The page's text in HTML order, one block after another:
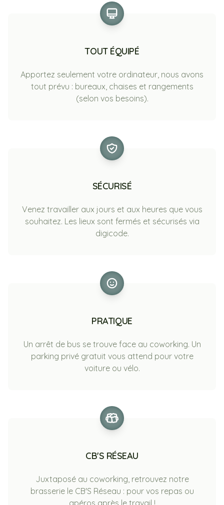
TOUT ÉQUIPÉ
Apportez seulement votre ordinateur, nous avons
tout prévu : bureaux, chaises et rangements
(selon vos besoins).
SÉCURISÉ
Venez travailler aux jours et aux heures que vous
souhaitez. Les lieux sont fermés et sécurisés via
digicode.
PRATIQUE
Un arrêt de bus se trouve face au coworking. Un
parking privé gratuit vous attend pour votre
voiture ou vélo.
CB'S RÉSEAU
Juxtaposé au coworking, retrouvez notre
brasserie le CB'S Réseau : pour vos repas ou
apéros après le travail !